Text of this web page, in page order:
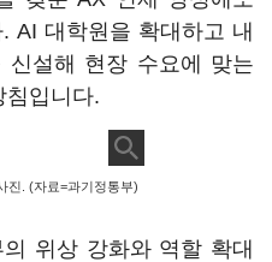
AI 대학원을 확대하고 내
신설해 현장 수요에 맞는
침입니다.
진. (자료=과기정통부)
위상 강화와 역할 확대